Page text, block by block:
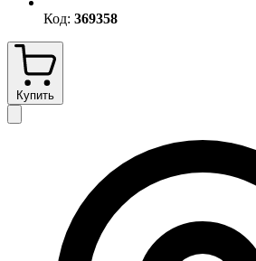
Код: 369358
Купить